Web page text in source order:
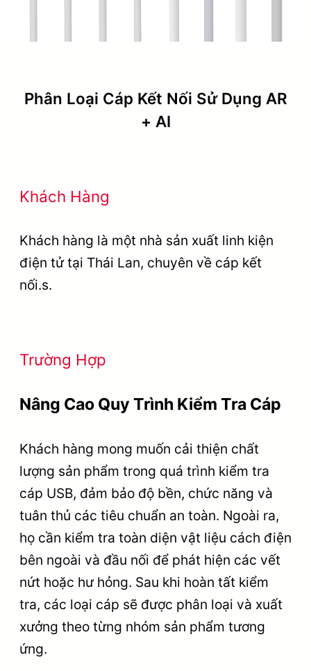
Phân Loại Cáp Kết Nối Sử Dụng AR
+ AI
Khách Hàng
Khách hàng là một nhà sản xuất linh kiện
điện tử tại Thái Lan, chuyên về cáp kết
nối.s.
Trường Hợp
Nâng Cao Quy Trình Kiểm Tra Cáp
Khách hàng mong muốn cải thiện chất
lượng sản phẩm trong quá trình kiểm tra
cáp USB, đảm bảo độ bền, chức năng và
tuân thủ các tiêu chuẩn an toàn. Ngoài ra,
họ cần kiểm tra toàn diện vật liệu cách điện
bên ngoài và đầu nối để phát hiện các vết
nứt hoặc hư hỏng. Sau khi hoàn tất kiểm
tra, các loại cáp sẽ được phân loại và xuất
xưởng theo từng nhóm sản phẩm tương
ứng.